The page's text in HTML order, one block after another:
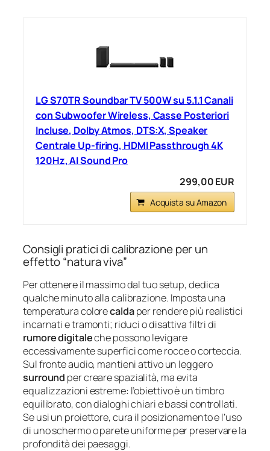
LG S70TR Soundbar TV 500W su 5.1.1 Canali
con Subwoofer Wireless, Casse Posteriori
Incluse, Dolby Atmos, DTS:X, Speaker
Centrale Up-firing, HDMI Passthrough 4K
120Hz, AI Sound Pro
299,00 EUR
Acquista su Amazon
Consigli pratici di calibrazione per un
effetto “natura viva”
Per ottenere il massimo dal tuo setup, dedica
qualche minuto alla calibrazione. Imposta una
temperatura colorecaldaper rendere più realistici
incarnati e tramonti; riduci o disattiva filtri di
rumore digitaleche possono levigare
eccessivamente superfici come rocce o corteccia.
Sul fronte audio, mantieni attivo un leggero
surround per creare spazialità, ma evita
equalizzazioni estreme: l’obiettivo è un timbro
equilibrato, con dialoghi chiari e bassi controllati.
Se usi un proiettore, cura il posizionamento e l’uso
di uno schermo o parete uniforme per preservare la
profondità dei paesaggi.